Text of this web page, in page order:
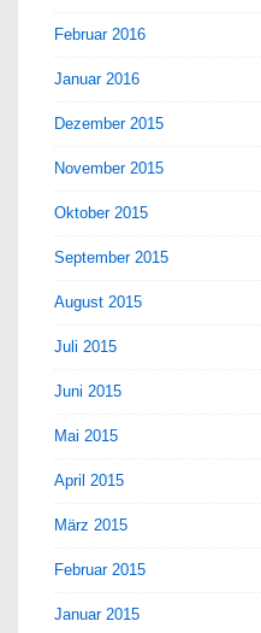
Februar 2016
Januar 2016
Dezember 2015
November 2015
Oktober 2015
September 2015
August 2015
Juli 2015
Juni 2015
Mai 2015
April 2015
März 2015
Februar 2015
Januar 2015